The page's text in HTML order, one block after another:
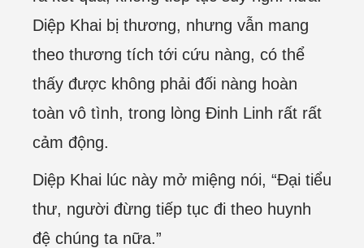
Diệp Khai bị thương, nhưng vẫn mang
theo thương tích tới cứu nàng, có thể
thấy được không phải đối nàng hoàn
toàn vô tình, trong lòng Đinh Linh rất rất
cảm động.
Diệp Khai lúc này mở miệng nói, “Đại tiểu
thư, người đừng tiếp tục đi theo huynh
đệ chúng ta nữa.”